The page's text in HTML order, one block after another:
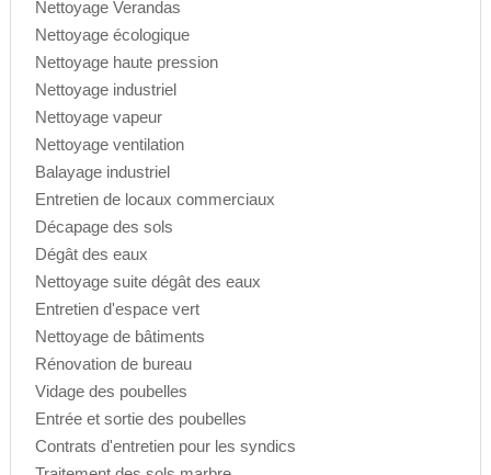
Nettoyage Verandas
Nettoyage écologique
Nettoyage haute pression
Nettoyage industriel
Nettoyage vapeur
Nettoyage ventilation
Balayage industriel
Entretien de locaux commerciaux
Décapage des sols
Dégât des eaux
Nettoyage suite dégât des eaux
Entretien d'espace vert
Nettoyage de bâtiments
Rénovation de bureau
Vidage des poubelles
Entrée et sortie des poubelles
Contrats d'entretien pour les syndics